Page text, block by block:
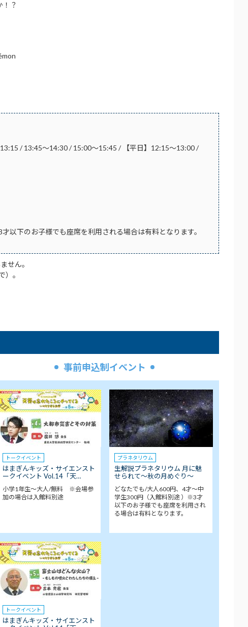
！？
/ 13:45～14:30 / 15:00～15:45 / 【平日】12:15～13:00 /
以下のお子様でも座席を利用される場合は有料となります。
せん。
）。
事前申込制イベント
トークイベント
はまぎんキッズ・サイエンスト
ークイベント Vol.14「天…
小学1年生～大人/無料 ※会場参
加の場合は入館料別途
プラネタリウム
生解説プラネタリウム 月に魅
せられて～秋の月めぐり～
どなたでも/大人600円、4才～中
学生300円（入館料別途 ）※3才
以下のお子様でも座席を利用され
る場合は有料となります。
トークイベント
はまぎんキッズ・サイエンスト